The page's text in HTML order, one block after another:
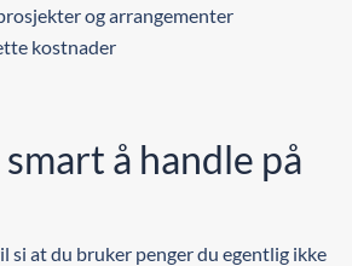
og arrangementer
kostnader
å handle på
si at du bruker penger du egentlig ikke